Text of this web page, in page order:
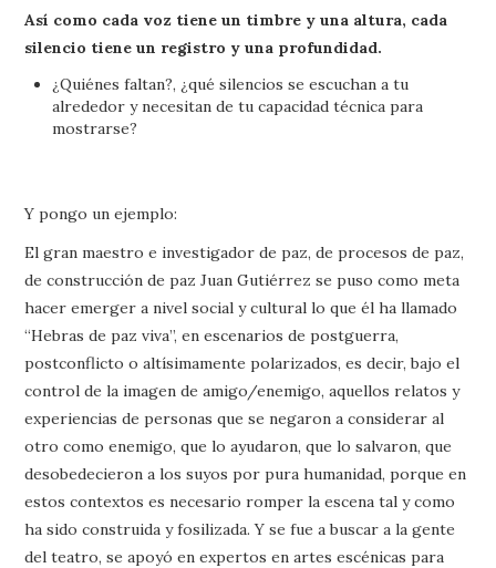
Así como cada voz tiene un timbre y una altura, cada
silencio tiene un registro y una profundidad.
¿Quiénes faltan?, ¿qué silencios se escuchan a tu
alrededor y necesitan de tu capacidad técnica para
mostrarse?
Y pongo un ejemplo:
El gran maestro e investigador de paz, de procesos de paz,
de construcción de paz Juan Gutiérrez se puso como meta
hacer emerger a nivel social y cultural lo que él ha llamado
“Hebras de paz viva”, en escenarios de postguerra,
postconflicto o altísimamente polarizados, es decir, bajo el
control de la imagen de amigo/enemigo, aquellos relatos y
experiencias de personas que se negaron a considerar al
otro como enemigo, que lo ayudaron, que lo salvaron, que
desobedecieron a los suyos por pura humanidad, porque en
estos contextos es necesario romper la escena tal y como
ha sido construida y fosilizada. Y se fue a buscar a la gente
del teatro, se apoyó en expertos en artes escénicas para